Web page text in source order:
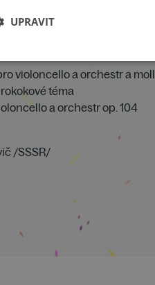
violoncello a orchestr a moll
téma
a orchestr op. 104
/SSSR/
UPRAVIT